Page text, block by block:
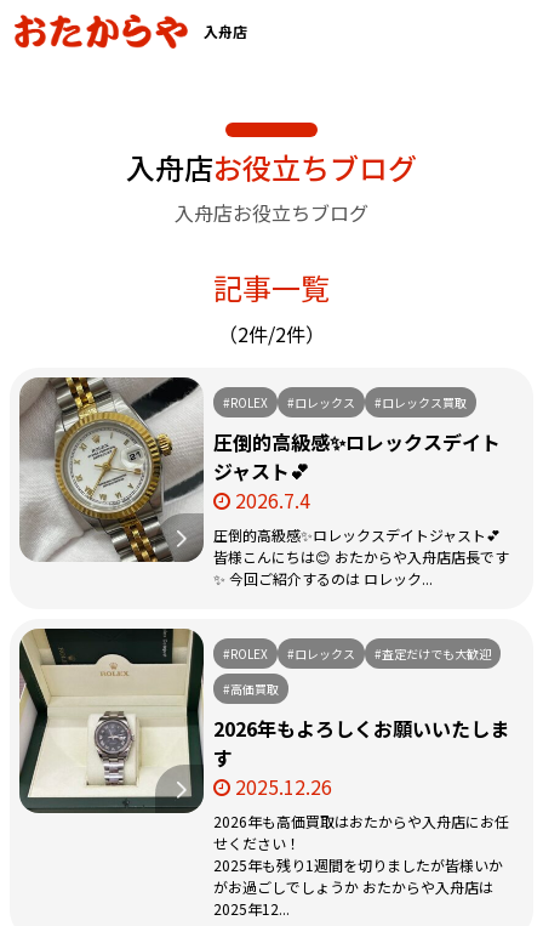
入舟店
入舟店お役立ちブログ
入舟店お役立ちブログ
記事一覧
（2件/2件）
#ROLEX #ロレックス #ロレックス買取
圧倒的高級感✨ロレックスデイト
ジャスト💕
2026.7.4
圧倒的高級感✨ロレックスデイトジャスト💕
皆様こんにちは😊 おたからや入舟店店長です
✨ 今回ご紹介するのは ロレック...
#ROLEX #ロレックス
#査定だけでも大歓迎
#高価買取
2026年もよろしくお願いいたしま
す
2025.12.26
2026年も高価買取はおたからや入舟店にお任
せください！
2025年も残り1週間を切りましたが皆様いか
がお過ごしでしょうか おたからや入舟店は
2025年12...